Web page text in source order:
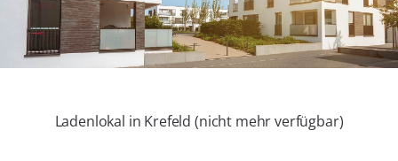
Ladenlokal in Krefeld (nicht mehr verfügbar)